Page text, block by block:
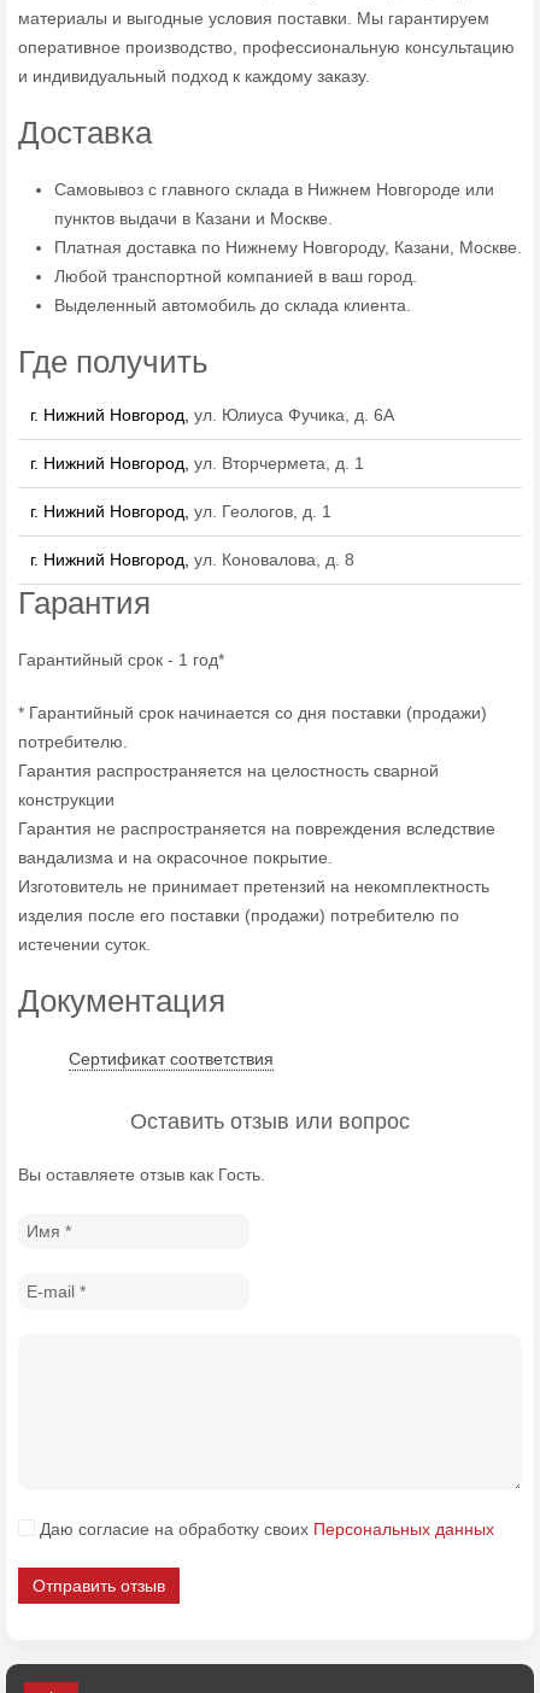
материалы и выгодные условия поставки. Мы гарантируем
оперативное производство, профессиональную консультацию
и индивидуальный подход к каждому заказу.
Доставка
Самовывоз с главного склада в Нижнем Новгороде или
пунктов выдачи в Казани и Москве.
Платная доставка по Нижнему Новгороду, Казани, Москве.
Любой транспортной компанией в ваш город.
Выделенный автомобиль до склада клиента.
Где получить
г. Нижний Новгород, ул. Юлиуса Фучика, д. 6А
г. Нижний Новгород, ул. Вторчермета, д. 1
г. Нижний Новгород, ул. Геологов, д. 1
г. Нижний Новгород, ул. Коновалова, д. 8
Гарантия
Гарантийный срок - 1 год*
* Гарантийный срок начинается со дня поставки (продажи)
потребителю.
Гарантия распространяется на целостность сварной
конструкции
Гарантия не распространяется на повреждения вследствие
вандализма и на окрасочное покрытие.
Изготовитель не принимает претензий на некомплектность
изделия после его поставки (продажи) потребителю по
истечении суток.
Документация
Сертификат соответствия
Оставить отзыв или вопрос
Вы оставляете отзыв как Гость.
Даю согласие на обработку своих Персональных данных
Отправить отзыв